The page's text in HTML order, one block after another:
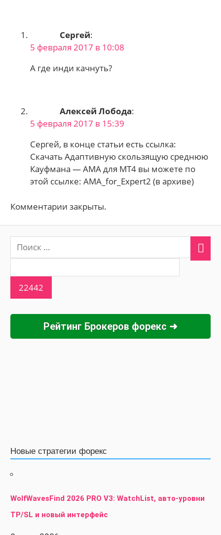
Сергей:
5 февраля 2017 в 10:08
А где инди качнуть?
Алексей Лобода:
5 февраля 2017 в 15:39
Сергей, в конце статьи есть ссылка:
Скачать Адаптивную скользящую среднюю
Кауфмана — AMA для МТ4 вы можете по
этой ссылке: AMA_for_Expert2 (в архиве)
Комментарии закрыты.
Рейтинг Брокеров форекс ➜
Новые стратегии форекс
WolfWavesFind 2026 PRO V3: WatchList, авто-уровни
TP/SL и новый интерфейс